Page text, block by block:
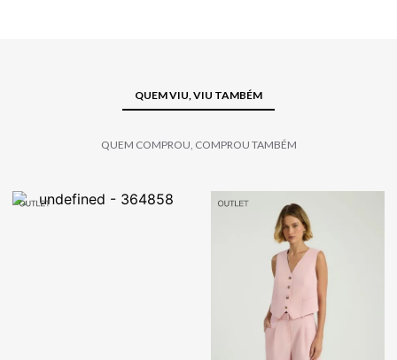
QUEM VIU, VIU TAMBÉM
QUEM COMPROU, COMPROU TAMBÉM